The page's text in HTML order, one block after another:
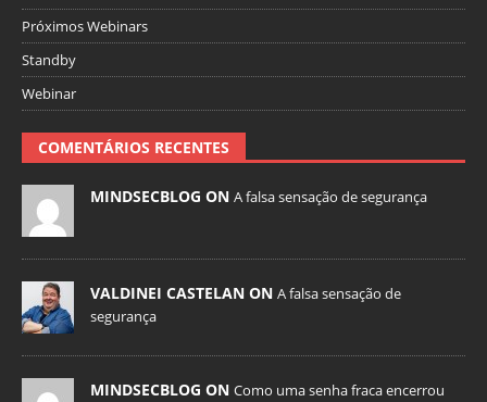
Próximos Webinars
Standby
Webinar
COMENTÁRIOS RECENTES
MINDSECBLOG ON A falsa sensação de segurança
VALDINEI CASTELAN ON A falsa sensação de
segurança
MINDSECBLOG ON Como uma senha fraca encerrou